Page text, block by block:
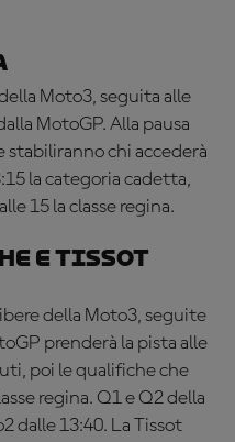
Moto3, seguita alle
MotoGP. Alla pausa
stabiliranno chi accederà
la categoria cadetta,
15 la classe regina.
e Tissot
della Moto3, seguite
prenderà la pista alle
poi le qualifiche che
regina. Q1 e Q2 della
dalle 13:40. La Tissot